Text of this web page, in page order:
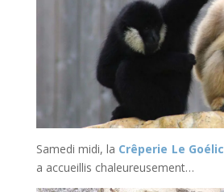
Samedi midi, la Crêperie Le Goélic
a accueillis chaleureusement…